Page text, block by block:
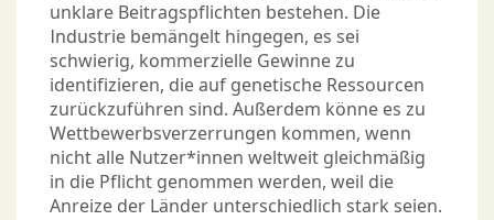
unklare Beitragspflichten bestehen. Die
Industrie bemängelt hingegen, es sei
schwierig, kommerzielle Gewinne zu
identifizieren, die auf genetische Ressourcen
zurückzuführen sind. Außerdem könne es zu
Wettbewerbsverzerrungen kommen, wenn
nicht alle Nutzer*innen weltweit gleichmäßig
in die Pflicht genommen werden, weil die
Anreize der Länder unterschiedlich stark seien.